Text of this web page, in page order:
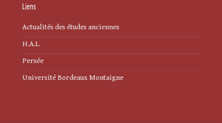
Liens
Actualités des études anciennes
H.A.L.
Persée
Université Bordeaux Montaigne